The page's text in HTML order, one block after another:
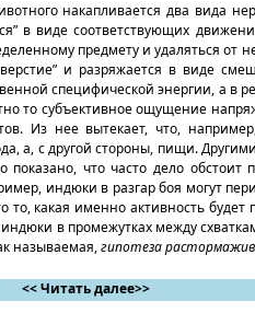
накапливается два вида
в виде соответствующих
предмету и удаляться от
и разряжается в виде
специфической энергии, а в
то субъективное ощущение
Из нее вытекает, что,
а, с другой стороны, пищи.
что часто дело обстоит
индюки в разгар боя могут
какая именно активность будет
в промежутках между
называемая,гипотеза
<< Читать далее>>